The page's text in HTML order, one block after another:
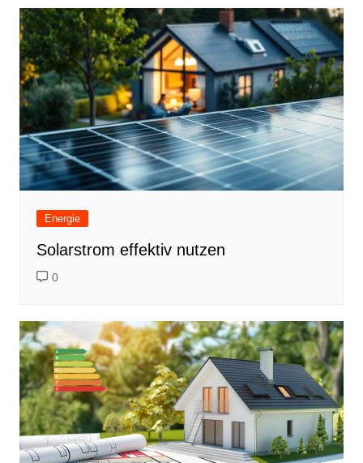
Energie
Solarstrom effektiv nutzen
0